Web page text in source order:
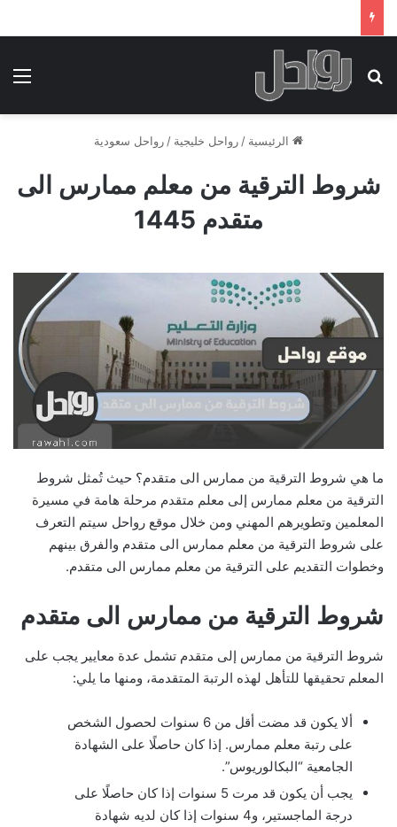
بحث عن
الرئيسية / رواحل خليجية / رواحل سعودية
شروط الترقية من معلم ممارس الى
متقدم 1445
ما هي شروط الترقية من ممارس الى متقدم؟ حيث تُمثل شروط
الترقية من معلم ممارس إلى معلم متقدم مرحلة هامة في مسيرة
المعلمين وتطويرهم المهني ومن خلال موقع رواحل سيتم التعرف
على شروط الترقية من معلم ممارس الى متقدم والفرق بينهم
وخطوات التقديم على الترقية من معلم ممارس الى متقدم.
شروط الترقية من ممارس الى متقدم
شروط الترقية من ممارس إلى متقدم تشمل عدة معايير يجب على
المعلم تحقيقها للتأهل لهذه الرتبة المتقدمة، ومنها ما يلي:
ألا يكون قد مضت أقل من 6 سنوات لحصول الشخص
على رتبة معلم ممارس. إذا كان حاصلًا على الشهادة
الجامعية “البكالوريوس”.
يجب أن يكون قد مرت 5 سنوات إذا كان حاصلًا على
درجة الماجستير، و4 سنوات إذا كان لديه شهادة